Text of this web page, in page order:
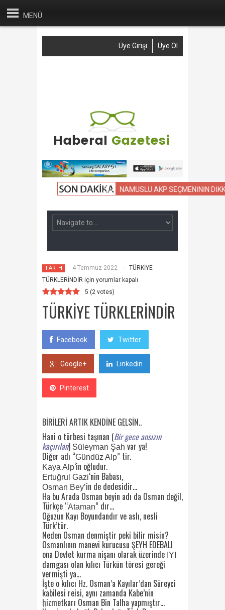
MENÜ
Üye Girişi Üye Ol
OKULLARIN KIYASLAMASI NAMUSLU AKP SEÇMENİNİN
TARİH 4 Temmuz 2022 -
TÜRKİYE
TÜRKLERİNDİR için yorumlar kapalı
5 (2 votes)
TÜRKİYE TÜRKLERİNDİR
Facebook Twitter
Google+ Linkedin
Pinterest
BİRİLERİ ARTIK KENDİNE GELSİN..
Hani o türbesi taşınan (Bir gece ansızın
kaçırılan) Süleyman Şah var ya!
Diğer adı “Gündüz Alp” tir.
Kaya Alp‘in oğludur.
Ertuğrul Gazi‘nin Babası,
Osman Bey’in de dedesidir…
Ha bu Arada Osman beyin adı da Osman değil,
Türkçe “Ataman” dır…
Oğuzun Kayı Boyundandır ve aslı, nesli
Türk’tür.
Neden Osman denmiştir peki bilir misin?
Osmanlının manevi kurucusu ŞEYH EDEBALI
ona Devlet kurma nişanı olarak üzerinde IYI
damgası olan kılıcı Türkün töresi gereği
vermişti ya…
İşte o kılıcı Hz. Osman’a Kayılar’dan Süreyci
kabilesi reisi, aynı zamanda Kabe’nin
hizmetkarı Osman Bin Talha yapmıştır…